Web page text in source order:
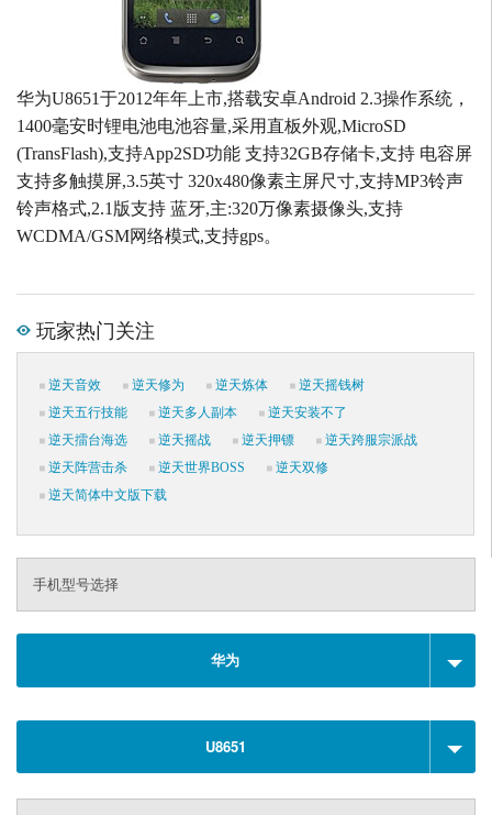
华为U8651于2012年年上市,搭载安卓Android 2.3操作系统，
1400毫安时锂电池电池容量,采用直板外观,MicroSD
(TransFlash),支持App2SD功能 支持32GB存储卡,支持 电容屏
支持多触摸屏,3.5英寸 320x480像素主屏尺寸,支持MP3铃声
铃声格式,2.1版支持 蓝牙,主:320万像素摄像头,支持
WCDMA/GSM网络模式,支持gps。
玩家热门关注
逆天音效 逆天修为 逆天炼体
逆天摇钱树
逆天五行技能
逆天多人副本
逆天安装不了
逆天擂台海选
逆天摇战 逆天押镖
逆天跨服宗派战
逆天阵营击杀
逆天世界BOSS
逆天双修
逆天简体中文版下载
手机型号选择
华为
U8651